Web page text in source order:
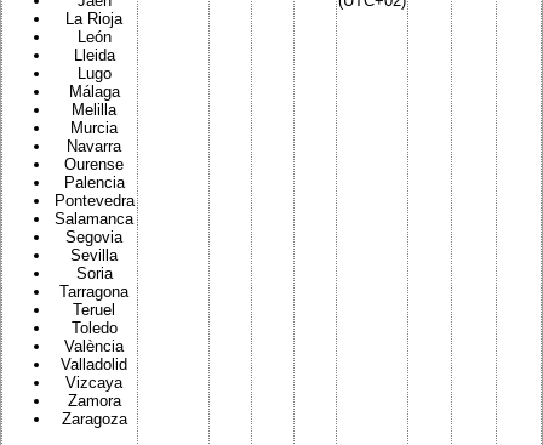
La Rioja
León
Lleida
Lugo
Málaga
Melilla
Murcia
Navarra
Ourense
Palencia
Pontevedra
Salamanca
Segovia
Sevilla
Soria
Tarragona
Teruel
Toledo
València
Valladolid
Vizcaya
Zamora
Zaragoza